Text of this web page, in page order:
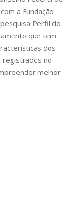
a Fundação
Perfil do
que tem
dos
registrados no
melhor